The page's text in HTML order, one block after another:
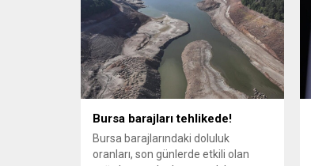
değerlendirdi. Güler’in
Değerlendirmeleri “Maçtan önce
üzgün ve moralimin bozuk
olduğunu söylemişsiniz… Tüm
eleştiriler haklı.”...
Bursa barajları tehlikede!
Bursa barajlarındaki doluluk
oranları, son günlerde etkili olan